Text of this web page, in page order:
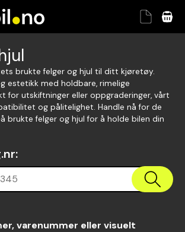
brukte felger og hjul til ditt kjøretøy.
estetikk med holdbare, rimelige
for utskiftninger eller oppgraderinger, vårt
og pålitelighet. Handle nå for de
brukte felger og hjul for å holde bilen din
:
varenummer eller visuelt